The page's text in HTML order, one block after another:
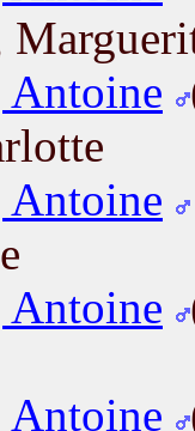
Antoine
Antoine
Antoine
Antoine